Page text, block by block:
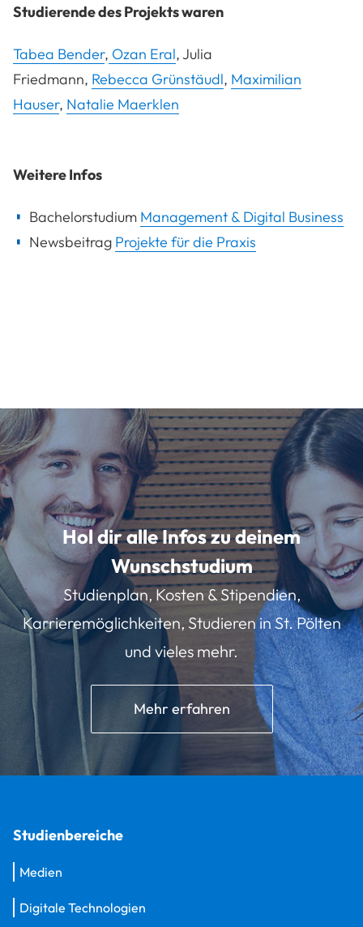
Studierende des Projekts waren
Tabea Bender, Ozan Eral, Julia
Friedmann, Rebecca Grünstäudl, Maximilian
Hauser, Natalie Maerklen
Weitere Infos
Bachelorstudium Management & Digital Business
Newsbeitrag Projekte für die Praxis
Hol dir alle Infos zu deinem
Wunschstudium
Studienplan, Kosten & Stipendien,
Karrieremöglichkeiten, Studieren in St. Pölten
und vieles mehr.
Mehr erfahren
Studienbereiche
Medien
Digitale Technologien